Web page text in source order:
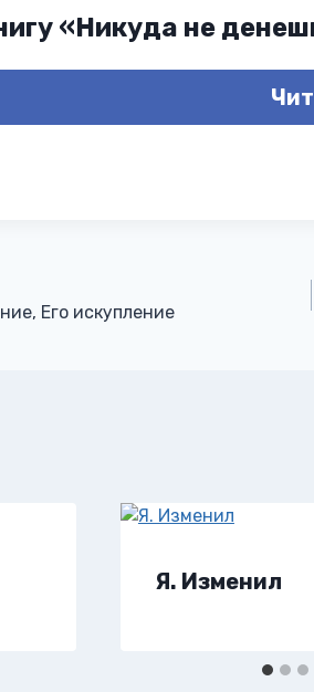
«Никуда не
Его искупление
Я. Изменил